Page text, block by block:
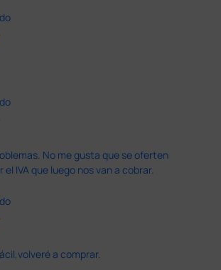
No me gusta que se oferten
IVA que luego nos van a cobrar.
a comprar.